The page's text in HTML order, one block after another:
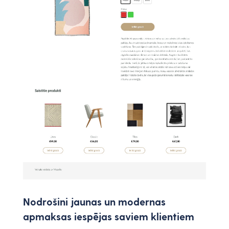
Nodrošini jaunas un modernas
apmaksas iespējas saviem klientiem